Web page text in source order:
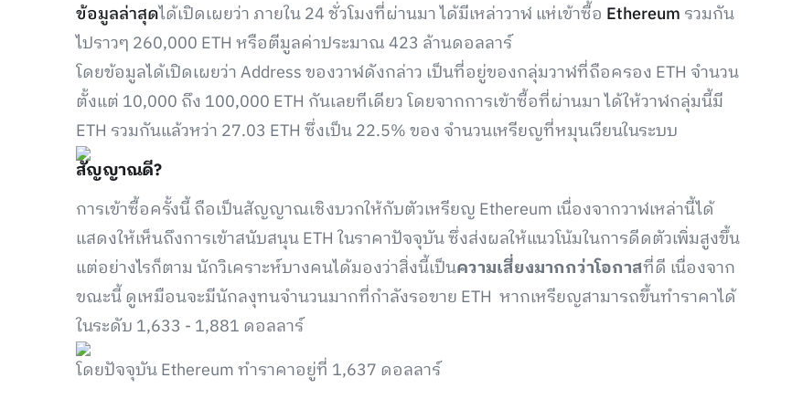
ข้อมูลล่าสุดได้เปิดเผยว่า ภายใน 24 ชั่วโมงที่ผ่านมา ได้มีเหล่าวาฬ แห่เข้าซื้อ Ethereum รวมกัน
ไปราวๆ 260,000 ETH หรือตีมูลค่าประมาณ 423 ล้านดอลลาร์
โดยข้อมูลได้เปิดเผยว่า Address ของวาฬดังกล่าว เป็นที่อยู่ของกลุ่มวาฬที่ถือครอง ETH จำนวน
ตั้งแต่ 10,000 ถึง 100,000 ETH กันเลยทีเดียว โดยจากการเข้าซื้อที่ผ่านมา ได้ให้วาฬกลุ่มนี้มี
ETH รวมกันแล้วหว่า 27.03 ETH ซึ่งเป็น 22.5% ของ จำนวนเหรียญที่หมุนเวียนในระบบ
สัญญาณดี?
การเข้าซื้อครั้งนี้ ถือเป็นสัญญาณเชิงบวกให้กับตัวเหรียญ Ethereum เนื่องจากวาฬเหล่านี้ได้
แสดงให้เห็นถึงการเข้าสนับสนุน ETH ในราคาปัจจุบัน ซึ่งส่งผลให้แนวโน้มในการดีดตัวเพิ่มสูงขึ้น
แต่อย่างไรก็ตาม นักวิเคราะห์บางคนได้มองว่าสิ่งนี้เป็นความเสี่ยงมากกว่าโอกาสที่ดี เนื่องจาก
ขณะนี้ ดูเหมือนจะมีนักลงุทนจำนวนมากที่กำลังรอขาย ETH หากเหรียญสามารถขึ้นทำราคาได้
ในระดับ 1,633 - 1,881 ดอลลาร์
โดยปัจจุบัน Ethereum ทำราคาอยู่ที่ 1,637 ดอลลาร์